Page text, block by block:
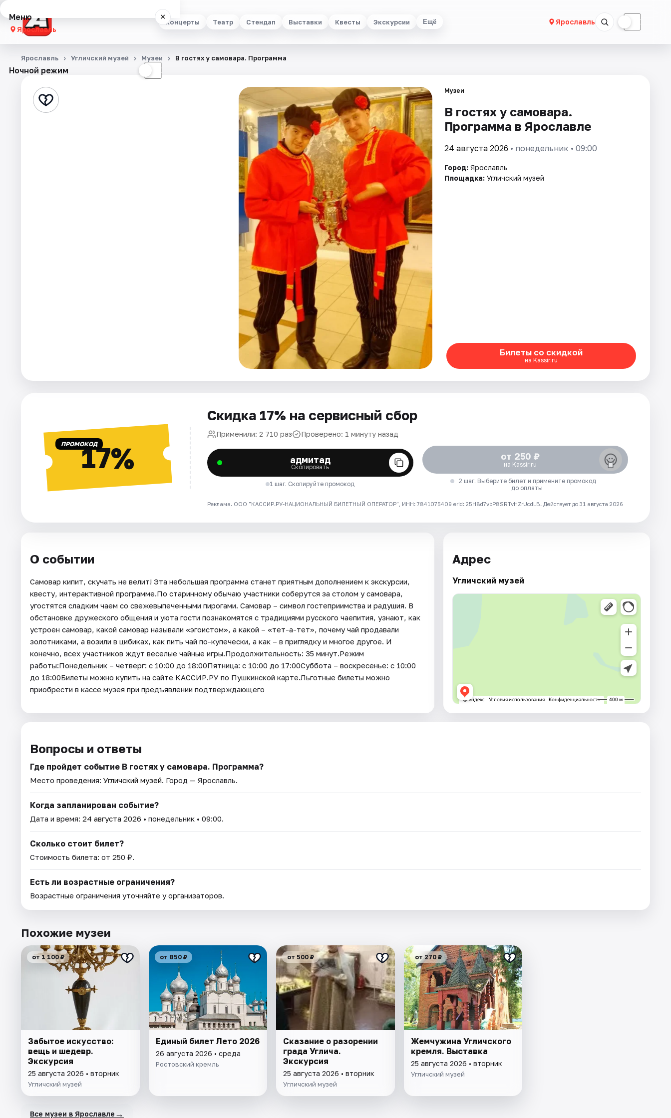
Концерты Театр Стендап Выставки Квесты Экскурсии Ещё Ярославль ☾
Меню ×
Ярославль
Концерты
Стендап
Ночной режим ☾
Ярославль Угличский музей Музеи В гостях у самовара. Программа
Музеи
В гостях у самовара.
Программа в Ярославле
24 августа 2026 • понедельник • 09:00
Город: Ярославль
Площадка: Угличский музей
Билеты со скидкой
на Kassir.ru
ПРОМОКОД17%
Скидка 17% на сервисный сбор
Применили: 2 710 раз Проверено: 1 минуту назад
адмитад
Скопировать
1 шаг. Скопируйте промокод
от 250 ₽
на Kassir.ru
2 шаг. Выберите билет и примените промокод
до оплаты
Реклама. ООО "КАССИР.РУ-НАЦИОНАЛЬНЫЙ БИЛЕТНЫЙ ОПЕРАТОР", ИНН: 7841075409 erid: 25H8d7vbP8SRTvHZrUcdLB. Действует до 31 августа 2026
О событии
Самовар кипит, скучать не велит! Эта небольшая программа станет приятным дополнением к экскурсии,
квесту, интерактивной программе.По старинному обычаю участники соберутся за столом у самовара,
угостятся сладким чаем со свежевыпеченными пирогами. Самовар – символ гостеприимства и радушия. В
обстановке дружеского общения и уюта гости познакомятся с традициями русского чаепития, узнают, как
устроен самовар, какой самовар называли «эгоистом», а какой – «тет-а-тет», почему чай продавали
золотниками, а возили в цибиках, как пить чай по-купечески, а как – в приглядку и многое другое. И
конечно, всех участников ждут веселые чайные игры.Продолжительность: 35 минут.Режим
работы:Понедельник – четверг: с 10:00 до 18:00Пятница: с 10:00 до 17:00Суббота – воскресенье: с 10:00
до 18:00Билеты можно купить на сайте КАССИР.РУ по Пушкинской карте.Льготные билеты можно
приобрести в кассе музея при предъявлении подтверждающего
Адрес
Угличский музей
Вопросы и ответы
Где пройдет событие В гостях у самовара. Программа?
Место проведения: Угличский музей. Город — Ярославль.
Когда запланирован событие?
Дата и время: 24 августа 2026 • понедельник • 09:00.
Сколько стоит билет?
Стоимость билета: от 250 ₽.
Есть ли возрастные ограничения?
Возрастные ограничения уточняйте у организаторов.
Похожие музеи
от 1 100 ₽
Забытое искусство:
вещь и шедевр.
Экскурсия
25 августа 2026 • вторник
Угличский музей
от 850 ₽
Единый билет Лето 2026
26 августа 2026 • среда
Ростовский кремль
от 500 ₽
Сказание о разорении
града Углича.
Экскурсия
25 августа 2026 • вторник
Угличский музей
от 270 ₽
Жемчужина Угличского
кремля. Выставка
25 августа 2026 • вторник
Угличский музей
Все музеи в Ярославле →